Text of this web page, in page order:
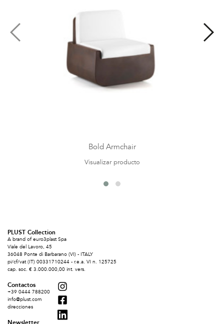
Bold Armchair
Visualizar producto
PLUST Collection
A brand of euro3plast Spa
Viale del Lavoro, 45
36048 Ponte di Barbarano (VI) - ITALY
pi/cf/vat (IT) 00331710244 - r.e.a. VI n. 125725
cap. soc. € 3.000.000,00 int. vers.
Contactos
+39 0444 788200
info@plust.com
direcciones